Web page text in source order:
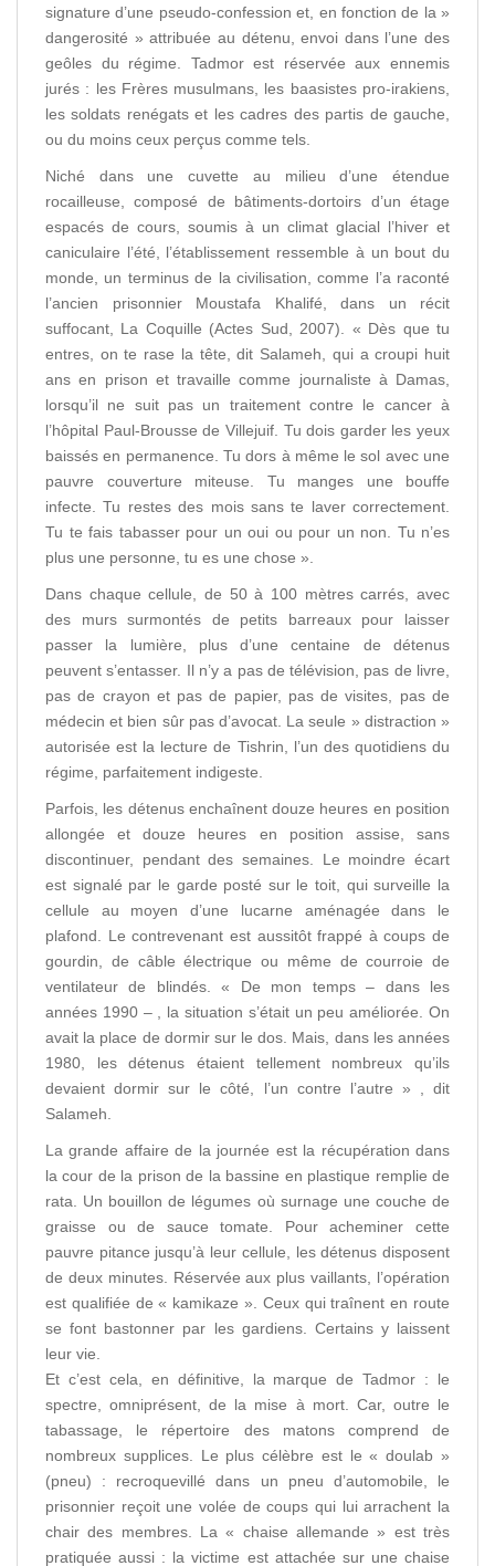
signature d’une pseudo-confession et, en fonction de la »
dangerosité » attribuée au détenu, envoi dans l’une des
geôles du régime. Tadmor est réservée aux ennemis
jurés : les Frères musulmans, les baasistes pro-irakiens,
les soldats renégats et les cadres des partis de gauche,
ou du moins ceux perçus comme tels.
Niché dans une cuvette au milieu d’une étendue
rocailleuse, composé de bâtiments-dortoirs d’un étage
espacés de cours, soumis à un climat glacial l’hiver et
caniculaire l’été, l’établissement ressemble à un bout du
monde, un terminus de la civilisation, comme l’a raconté
l’ancien prisonnier Moustafa Khalifé, dans un récit
suffocant, La Coquille (Actes Sud, 2007). « Dès que tu
entres, on te rase la tête, dit Salameh, qui a croupi huit
ans en prison et travaille comme journaliste à Damas,
lorsqu’il ne suit pas un traitement contre le cancer à
l’hôpital Paul-Brousse de Villejuif. Tu dois garder les yeux
baissés en permanence. Tu dors à même le sol avec une
pauvre couverture miteuse. Tu manges une bouffe
infecte. Tu restes des mois sans te laver correctement.
Tu te fais tabasser pour un oui ou pour un non. Tu n’es
plus une personne, tu es une chose ».
Dans chaque cellule, de 50 à 100 mètres carrés, avec
des murs surmontés de petits barreaux pour laisser
passer la lumière, plus d’une centaine de détenus
peuvent s’entasser. Il n’y a pas de télévision, pas de livre,
pas de crayon et pas de papier, pas de visites, pas de
médecin et bien sûr pas d’avocat. La seule » distraction »
autorisée est la lecture de Tishrin, l’un des quotidiens du
régime, parfaitement indigeste.
Parfois, les détenus enchaînent douze heures en position
allongée et douze heures en position assise, sans
discontinuer, pendant des semaines. Le moindre écart
est signalé par le garde posté sur le toit, qui surveille la
cellule au moyen d’une lucarne aménagée dans le
plafond. Le contrevenant est aussitôt frappé à coups de
gourdin, de câble électrique ou même de courroie de
ventilateur de blindés. « De mon temps – dans les
années 1990 – , la situation s’était un peu améliorée. On
avait la place de dormir sur le dos. Mais, dans les années
1980, les détenus étaient tellement nombreux qu’ils
devaient dormir sur le côté, l’un contre l’autre » , dit
Salameh.
La grande affaire de la journée est la récupération dans
la cour de la prison de la bassine en plastique remplie de
rata. Un bouillon de légumes où surnage une couche de
graisse ou de sauce tomate. Pour acheminer cette
pauvre pitance jusqu’à leur cellule, les détenus disposent
de deux minutes. Réservée aux plus vaillants, l’opération
est qualifiée de « kamikaze ». Ceux qui traînent en route
se font bastonner par les gardiens. Certains y laissent
leur vie.
Et c’est cela, en définitive, la marque de Tadmor : le
spectre, omniprésent, de la mise à mort. Car, outre le
tabassage, le répertoire des matons comprend de
nombreux supplices. Le plus célèbre est le « doulab »
(pneu) : recroquevillé dans un pneu d’automobile, le
prisonnier reçoit une volée de coups qui lui arrachent la
chair des membres. La « chaise allemande » est très
pratiquée aussi : la victime est attachée sur une chaise